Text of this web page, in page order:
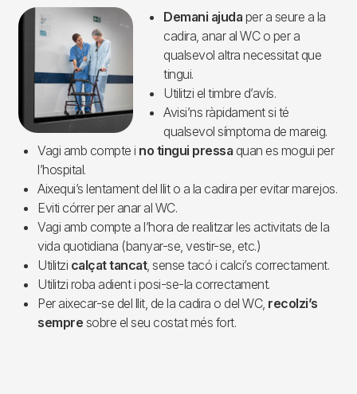
Imagen Demani ajuda per a seure a la
cadira, anar al WC o per a
qualsevol altra necessitat que
tingui.
Utilitzi el timbre d’avís.
Avisi’ns ràpidament si té
qualsevol símptoma de mareig.
Vagi amb compte i no tingui pressa quan es mogui per
l’hospital.
Aixequi’s lentament del llit o a la cadira per evitar marejos.
Eviti córrer per anar al WC.
Vagi amb compte a l’hora de realitzar les activitats de la
vida quotidiana (banyar-se, vestir-se, etc.)
Utilitzi calçat tancat, sense tacó i calci’s correctament.
Utilitzi roba adient i posi-se-la correctament.
Per aixecar-se del llit, de la cadira o del WC, recolzi’s
sempre sobre el seu costat més fort.